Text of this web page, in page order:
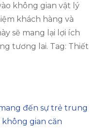
không gian vật lý
khách hàng và
sẽ mang lại lợi ích
tương lai. Tag: Thiết
đến sự trẻ trung
gian căn